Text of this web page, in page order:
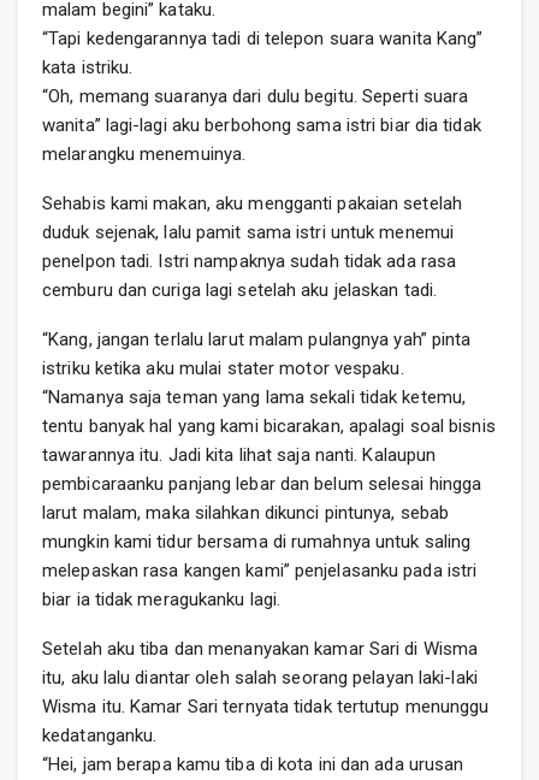
malam begini” kataku.
“Tapi kedengarannya tadi di telepon suara wanita Kang”
kata istriku.
“Oh, memang suaranya dari dulu begitu. Seperti suara
wanita” lagi-lagi aku berbohong sama istri biar dia tidak
melarangku menemuinya.
Sehabis kami makan, aku mengganti pakaian setelah
duduk sejenak, lalu pamit sama istri untuk menemui
penelpon tadi. Istri nampaknya sudah tidak ada rasa
cemburu dan curiga lagi setelah aku jelaskan tadi.
“Kang, jangan terlalu larut malam pulangnya yah” pinta
istriku ketika aku mulai stater motor vespaku.
“Namanya saja teman yang lama sekali tidak ketemu,
tentu banyak hal yang kami bicarakan, apalagi soal bisnis
tawarannya itu. Jadi kita lihat saja nanti. Kalaupun
pembicaraanku panjang lebar dan belum selesai hingga
larut malam, maka silahkan dikunci pintunya, sebab
mungkin kami tidur bersama di rumahnya untuk saling
melepaskan rasa kangen kami” penjelasanku pada istri
biar ia tidak meragukanku lagi.
Setelah aku tiba dan menanyakan kamar Sari di Wisma
itu, aku lalu diantar oleh salah seorang pelayan laki-laki
Wisma itu. Kamar Sari ternyata tidak tertutup menunggu
kedatanganku.
“Hei, jam berapa kamu tiba di kota ini dan ada urusan